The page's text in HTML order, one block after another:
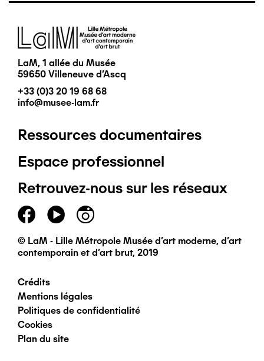
Image
LaM, 1 allée du Musée
59650 Villeneuve d'Ascq
+33 (0)3 20 19 68 68
info@musee-lam.fr
Pied
de
page
principal
Ressources documentaires
Espace professionnel
Retrouvez-nous sur les réseaux
© LaM - Lille Métropole Musée d'art moderne, d'art
contemporain et d'art brut, 2019
Pied
de
page
Crédits
Mentions légales
Politiques de confidentialité
Cookies
Plan du site